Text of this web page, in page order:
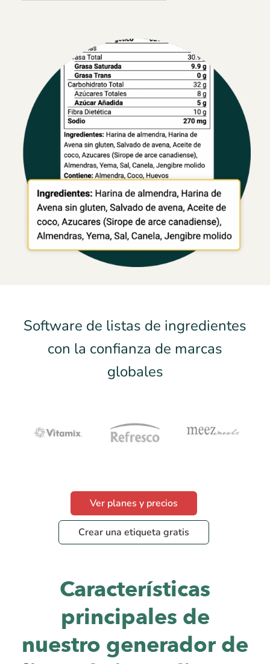
Software de listas de ingredientes
con la confianza de marcas
globales
Ver planes y precios
Crear una etiqueta gratis
Características
principales de
nuestro generador de